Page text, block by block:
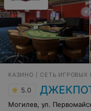
КАЗИНО | СЕТЬ ИГРОВЫХ
5.0
Могилев, ул.